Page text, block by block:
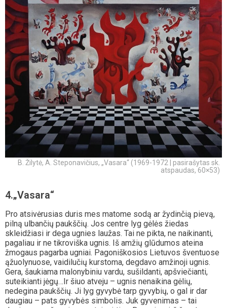
B. Žilytė, A. Steponavičius, „Vasara“ (1969-1972 | pasirašytas sk.
atspaudas, 60×53)
4.„Vasara“
Pro atsivėrusias duris mes matome sodą ar žydinčią pievą,
pilną ulbančių paukščių. Jos centre lyg gėlės žiedas
skleidžiasi ir dega ugnies laužas. Tai ne pikta, ne naikinanti,
pagaliau ir ne tikroviška ugnis. Iš amžių glūdumos ateina
žmogaus pagarba ugniai. Pagoniškosios Lietuvos šventuose
ąžuolynuose, vaidilučių kurstoma, degdavo amžinoji ugnis.
Gera, šaukiama malonybiniu vardu, sušildanti, apšviečianti,
suteikianti jėgų…Ir šiuo atveju – ugnis nenaikina gėlių,
nedegina paukščių. Ji lyg gyvybė tarp gyvybių, o gal ir dar
daugiau – pats gyvybės simbolis. Juk gyvenimas – tai